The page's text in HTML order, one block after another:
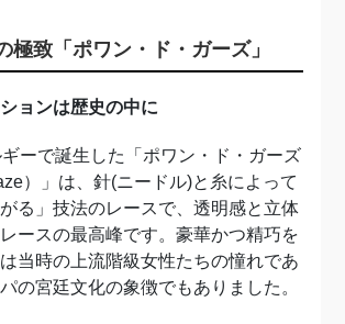
極致「ポワン・ド・ガーズ」
ョンは歴史の中に
ーで誕生した「ポワン・ド・ガーズ
）」は、針(ニードル)と糸によって
る」技法のレースで、透明感と立体
ースの最高峰です。豪華かつ精巧を
当時の上流階級女性たちの憧れであ
の宮廷文化の象徴でもありました。